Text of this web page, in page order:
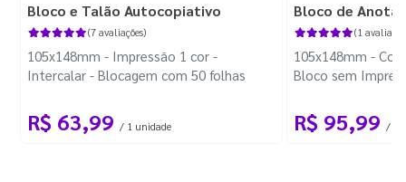
Bloco e Talão Autocopiativo
(7 avaliações)
105x148mm - Impressão 1 cor -
Intercalar - Blocagem com 50 folhas
R$ 63,99 / 1 unidade
Bloco de
(1
105x148mm -
Bloco sem
R$ 95,99 / 10